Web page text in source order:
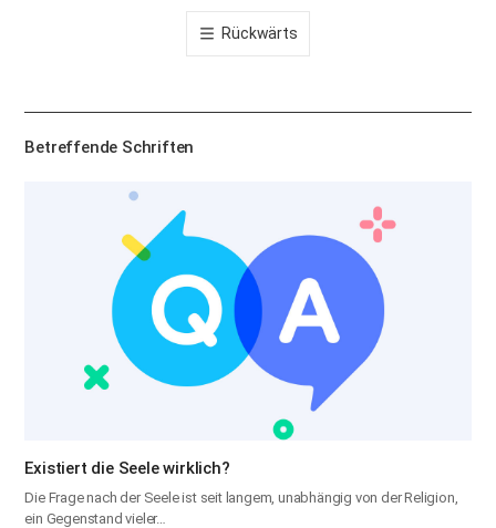
톡
공
기
Rückwärts
Betreffende Schriften
Existiert die Seele wirklich?
Die Frage nach der Seele ist seit langem, unabhängig von der Religion,
ein Gegenstand vieler…